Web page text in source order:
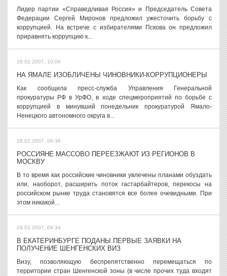
Лидер партии «Справедливая Россия» и Председатель Совета
Федерации Сергей Миронов предложил ужесточить борьбу с
коррупцией. На встрече с избирателями Пскова он предложил
приравнять коррупцию к...
28.02.2007, 10:06
НА ЯМАЛЕ ИЗОБЛИЧЕНЫ ЧИНОВНИКИ-КОРРУПЦИОНЕРЫ
Как сообщила пресс-служба Управления Генеральной
прокуратуры РФ в УрФО, в ходе спецмероприятий по борьбе с
коррупцией в минувший понедельник прокуратурой Ямало-
Ненецкого автономного округа в...
28.02.2007, 09:36
РОССИЯНЕ МАССОВО ПЕРЕЕЗЖАЮТ ИЗ РЕГИОНОВ В
МОСКВУ
В то время как российские чиновники увлечены планами обуздать
или, наоборот, расширить поток гастарбайтеров, перекосы на
российском рынке труда становятся все более очевидными. При
этом никакой...
28.02.2007, 09:34
В ЕКАТЕРИНБУРГЕ ПОДАНЫ ПЕРВЫЕ ЗАЯВКИ НА
ПОЛУЧЕНИЕ ШЕНГЕНСКИХ ВИЗ
Визу, позволяющую беспрепятственно перемещаться по
территории стран Шенгенской зоны (в числе прочих туда входят